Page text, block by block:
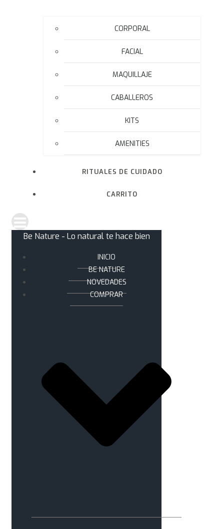
CORPORAL
FACIAL
MAQUILLAJE
CABALLEROS
KITS
AMENITIES
RITUALES DE CUIDADO
CARRITO
Be Nature - Lo natural te hace bien
INICIO
BE NATURE
NOVEDADES
COMPRAR